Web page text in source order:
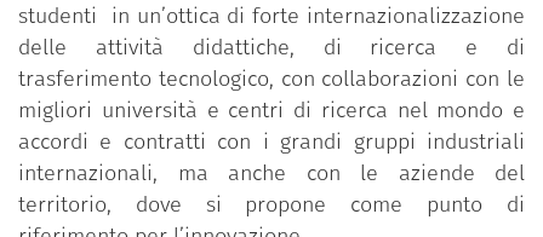
studenti in un’ottica di forte internazionalizzazione
delle attività didattiche, di ricerca e di
trasferimento tecnologico, con collaborazioni con le
migliori università e centri di ricerca nel mondo e
accordi e contratti con i grandi gruppi industriali
internazionali, ma anche con le aziende del
territorio, dove si propone come punto di